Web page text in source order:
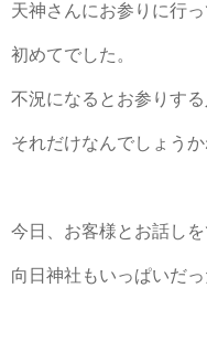
天神さんにお参りに行
初めてでした。
不況になるとお参りす
それだけなんでしょうか
今日、お客様とお話し
向日神社もいっぱいだっ